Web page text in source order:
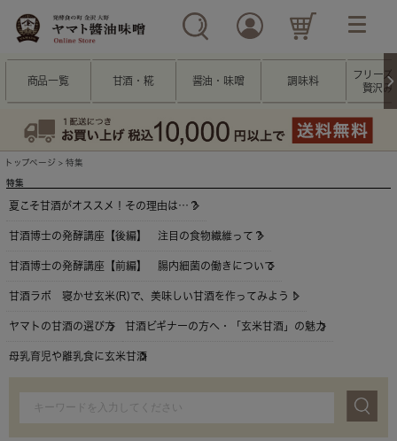
商品一覧 甘酒・糀 醤油・味噌 調味料
フリーズ
贅沢み
トップページ > 特集
特集
夏こそ甘酒がオススメ！その理由は…？
甘酒博士の発酵講座【後編】 注目の食物繊維って？
甘酒博士の発酵講座【前編】 腸内細菌の働きについて
甘酒ラボ 寝かせ玄米(R)で、美味しい甘酒を作ってみよう！
ヤマトの甘酒の選び方 甘酒ビギナーの方へ・「玄米甘酒」の魅力
母乳育児や離乳食に玄米甘酒